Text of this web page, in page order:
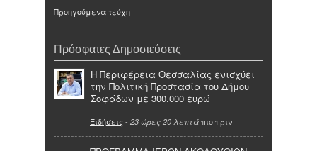
Προηγούμενα τεύχη
Πρόσφατες Δημοσιεύσεις
Η Περιφέρεια Θεσσαλίας ενισχύει
την Πολιτική Προστασία του Δήμου
Σοφάδων με 300.000 ευρώ
Ειδήσεις - 23 ώρες 20 λεπτά πιο πριν